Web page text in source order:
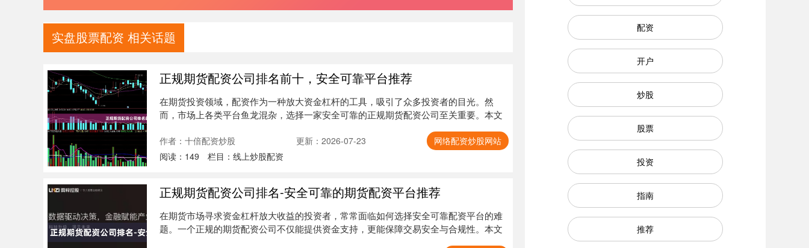
实盘股票配资 相关话题
正规期货配资公司排名前十，安全可靠平台推荐
在期货投资领域，配资作为一种放大资金杠杆的工具，吸引了众多投资者的目光。然
而，市场上各类平台鱼龙混杂，选择一家安全可靠的正规期货配资公司至关重要。本文
作者：十倍配资炒股 更新：2026-07-23
网络配资炒股网站
阅读： 149 栏目： 线上炒股配资
正规期货配资公司排名-安全可靠的期货配资平台推荐
在期货市场寻求资金杠杆放大收益的投资者，常常面临如何选择安全可靠配资平台的难
题。一个正规的期货配资公司不仅能提供资金支持，更能保障交易安全与合规性。本文
配资
开户
炒股
股票
投资
指南
推荐